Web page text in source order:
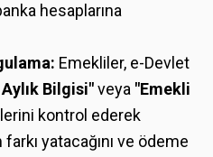
hesaplarına
Emekliler, e-Devlet
Bilgisi"veya "Emekli
kontrol ederek
yatacağını ve ödeme